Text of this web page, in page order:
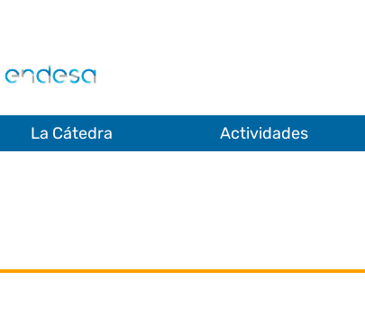
La Cátedra Actividades